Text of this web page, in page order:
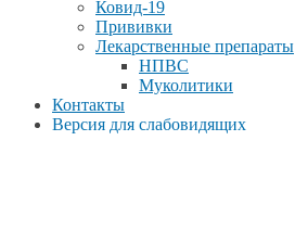
Ковид-19
Прививки
Лекарственные препараты
НПВС
Муколитики
Контакты
Версия для слабовидящих